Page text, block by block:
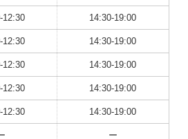
12:30 14:30-19:00
12:30 14:30-19:00
12:30 14:30-19:00
12:30 14:30-19:00
12:30 14:30-19:00
ー